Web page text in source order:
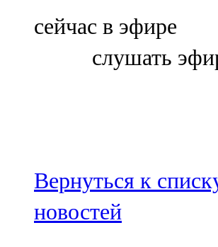
Болгар
100,3 FM
Зәй
106,6 FM
сейчас в эфире
слушать
Вернуться к
новостей